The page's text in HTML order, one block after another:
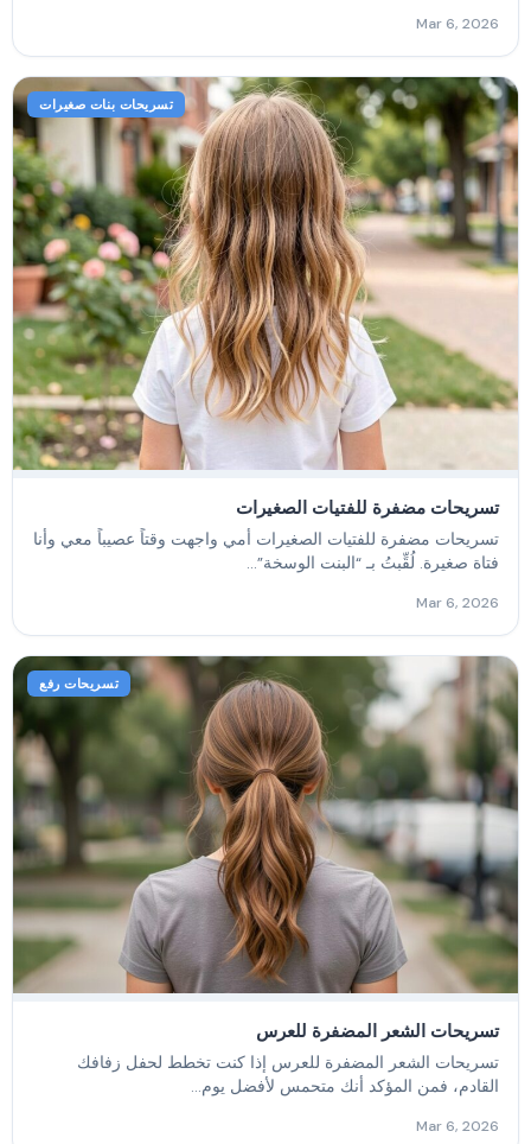
Mar 6, 2026
تسريحات بنات صغيرات
تسريحات مضفرة للفتيات الصغيرات
تسريحات مضفرة للفتيات الصغيرات أمي واجهت وقتاً عصيباً معي وأنا
فتاة صغيرة. لُقِّبتُ بـ “البنت الوسخة”...
Mar 6, 2026
تسريحات رفع
تسريحات الشعر المضفرة للعرس
تسريحات الشعر المضفرة للعرس إذا كنت تخطط لحفل زفافك
القادم، فمن المؤكد أنك متحمس لأفضل يوم...
Mar 6, 2026